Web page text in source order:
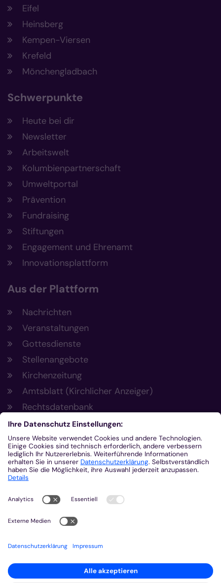
Eifel
Heinsberg
Kempen-Viersen
Krefeld
Mönchengladbach
Schwerpunkte
Heute bei dir
Newsletter
Arbeitswelt
Kolumbienpartnerschaft
Umweltportal
Prävention
Fundraising
Stiftungen
Engagement und Ehrenamt
Innovationsplattform
Aus der Plattform
Nachrichten
Veranstaltungen
Gottesdienste
Stellenangebote
Kirchenzeitung
Amtsblatt (Kirchlicher Anzeiger)
Rechtsdatenbank
Meldestelle gemäß Hinweisgeberschutzgesetz
Kontakt
+49 241 452-0
kommunikation@bistum-aachen.de
www.bistum-aachen.de